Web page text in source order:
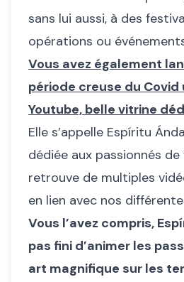
sans lui aussi, à des
opérations ou
Vous avez également
période creuse du Covid
Youtube, belle vitrine
Elle s’appelle Espíritu
dédiée aux passionnés
retrouve de multiples
en lien avec nos
Vous l’avez compris,
pas fini d’animer les
art magnifique sur les